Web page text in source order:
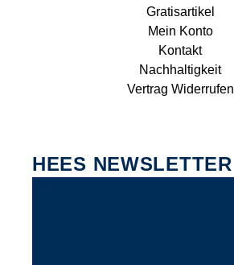
Gratisartikel
Mein Konto
Kontakt
Nachhaltigkeit
Vertrag Widerrufen
HEES NEWSLETTER